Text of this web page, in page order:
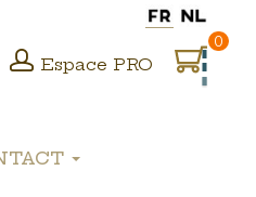
Espace PRO
0